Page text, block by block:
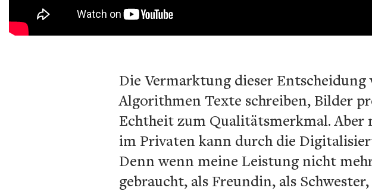
Die Vermarktung dieser
Algorithmen Texte schreiben, Bilder
Echtheit zum Qualitätsmerkmal.
im Privaten kann durch die
Denn wenn meine Leistung nicht
gebraucht, als Freundin, als